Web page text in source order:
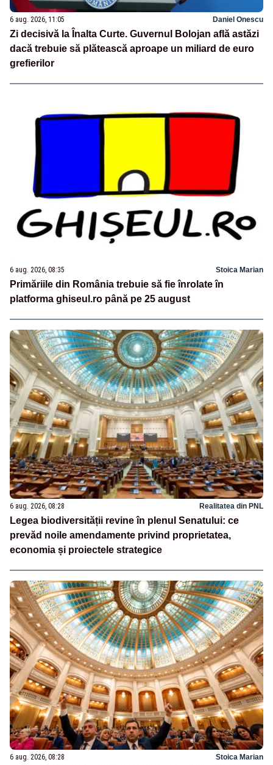
6 aug. 2026, 11:05 Daniel Onescu
Zi decisivă la Înalta Curte. Guvernul Bolojan află astăzi
dacă trebuie să plătească aproape un miliard de euro
grefierilor
6 aug. 2026, 08:35 Stoica Marian
Primăriile din România trebuie să fie înrolate în
platforma ghiseul.ro până pe 25 august
6 aug. 2026, 08:28 Realitatea din PNL
Legea biodiversității revine în plenul Senatului: ce
prevăd noile amendamente privind proprietatea,
economia și proiectele strategice
6 aug. 2026, 08:28 Stoica Marian